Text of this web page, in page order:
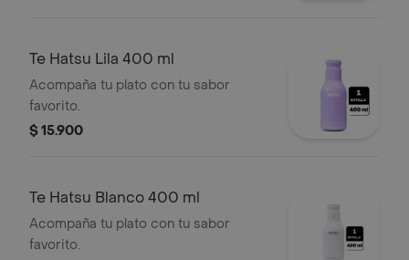
Te Hatsu Lila 400 ml
Acompaña tu plato con tu sabor
favorito.
$ 15.900
Te Hatsu Blanco 400 ml
Acompaña tu plato con tu sabor
favorito.